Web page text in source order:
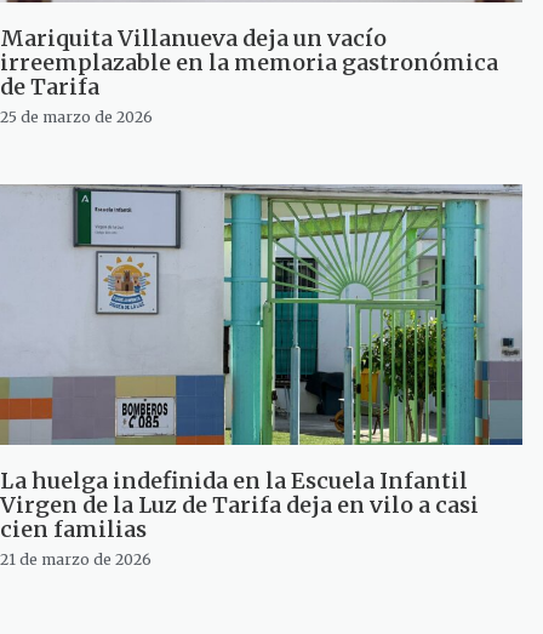
Mariquita Villanueva deja un vacío
irreemplazable en la memoria gastronómica
de Tarifa
25 de marzo de 2026
La huelga indefinida en la Escuela Infantil
Virgen de la Luz de Tarifa deja en vilo a casi
cien familias
21 de marzo de 2026